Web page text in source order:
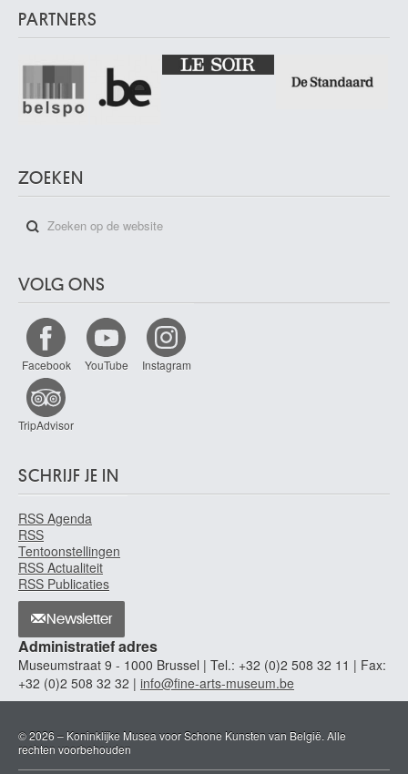
PARTNERS
ZOEKEN
VOLG ONS
Facebook YouTube Instagram
TripAdvisor
SCHRIJF JE IN
RSS Agenda
RSS
Tentoonstellingen
RSS Actualiteit
RSS Publicaties
Newsletter
Administratief adres
Museumstraat 9 - 1000 Brussel | Tel.: +32 (0)2 508 32 11 | Fax:
+32 (0)2 508 32 32 | info@fine-arts-museum.be
© 2026 – Koninklijke Musea voor Schone Kunsten van België. Alle
rechten voorbehouden